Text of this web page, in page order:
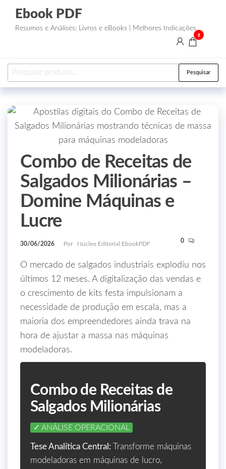
Ebook PDF
Resumos e Análises: Livros e eBooks | Melhores Indicações
0
Pesquisar
Combo de Receitas de
Salgados Milionárias –
Domine Máquinas e
Lucre
30/06/2026 Por Núcleo Editorial EbookPDF 0
O mercado de salgados industriais explodiu nos
últimos 12 meses. A digitalização das vendas e
o crescimento de kits festa impulsionam a
necessidade de produção em escala, mas a
maioria dos empreendedores ainda trava na
hora de ajustar a massa nas máquinas
modeladoras.
Combo de Receitas de
Salgados Milionárias
✓ ANÁLISE OPERACIONAL
Tese Analítica Central: Transforme máquinas
modeladoras em máquinas de lucro,